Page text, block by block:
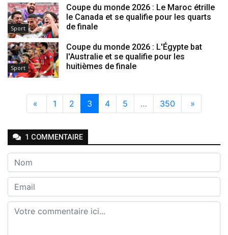
Sport
Coupe du monde 2026 : Le Maroc étrille
le Canada et se qualifie pour les quarts
de finale
Sport
Coupe du monde 2026 : L'Égypte bat
l'Australie et se qualifie pour les
huitièmes de finale
« 1 2 3 4 5 … 350 »
1 COMMENTAIRE